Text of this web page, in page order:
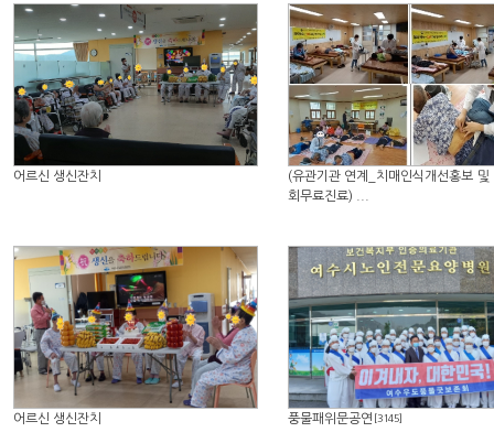
어르신 생신잔치
(유관기관 연계_치매인식개선홍보 및
회무료진료) ...
어르신 생신잔치 풍물패위문공연 [3145]